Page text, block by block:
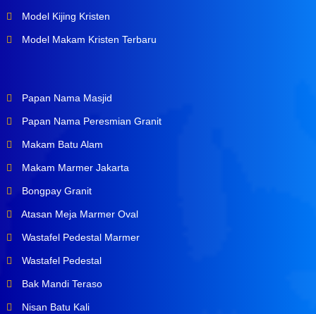
Model Kijing Kristen
Model Makam Kristen Terbaru
Papan Nama Masjid
Papan Nama Peresmian Granit
Makam Batu Alam
Makam Marmer Jakarta
Bongpay Granit
Atasan Meja Marmer Oval
Wastafel Pedestal Marmer
Wastafel Pedestal
Bak Mandi Teraso
Nisan Batu Kali